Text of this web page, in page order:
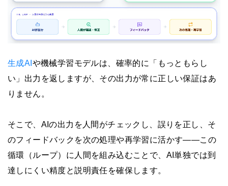
生成AI や機械学習モデルは、確率的に「もっともらし
い」出力を返しますが、その出力が常に正しい保証はあ
りません。
そこで、AIの出力を人間がチェックし、誤りを正し、そ
のフィードバックを次の処理や再学習に活かす——この
循環（ループ）に人間を組み込むことで、AI単独では到
達しにくい精度と説明責任を確保します。